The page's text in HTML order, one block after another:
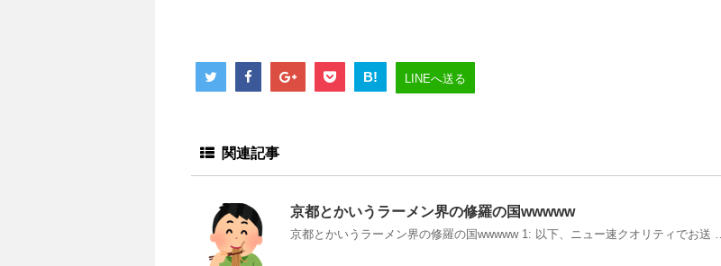
B! LINEへ送る
関連記事
京都とかいうラーメン界の修羅の国wwwww
京都とかいうラーメン界の修羅の国wwwww 1: 以下、ニュー速クオリティでお送 …